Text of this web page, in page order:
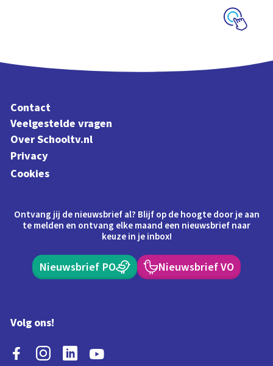
Contact
Veelgestelde vragen
Over Schooltv.nl
Privacy
Cookies
Ontvang jij de nieuwsbrief al? Blijf op de hoogte door je aan
te melden en ontvang elke maand een nieuwsbrief naar
keuze in je inbox!
Nieuwsbrief PO Nieuwsbrief VO
Volg ons!